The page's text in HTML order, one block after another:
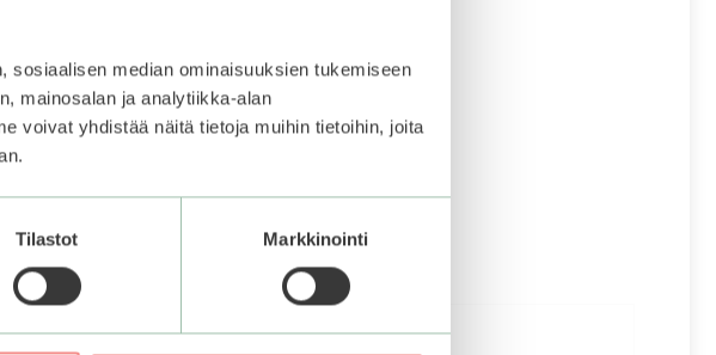
sosiaalisen median ominaisuuksien tukemiseen
mainosalan ja analytiikka-alan
voivat yhdistää näitä tietoja muihin tietoihin, joita
Tilastot Markkinointi